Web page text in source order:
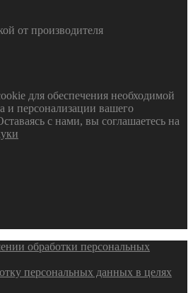
от производителя
для обеспечения необходимой
и персонализации вашего
с нами, вы соглашаетесь на
обработки персональных
персональных данных в целях